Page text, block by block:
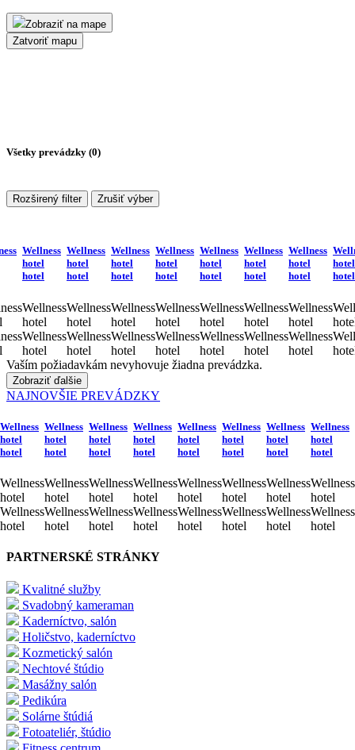
Zobraziť na mape
Zatvoriť mapu
Všetky prevádzky (0)
Rozširený filter Zrušiť výber
Wellness
hotel
hotel
Wellness
hotel
Wellness
hotel
Wellness
hotel
hotel
Wellness
hotel
Wellness
hotel
Wellness
hotel
hotel
Wellness
hotel
Wellness
hotel
Wellness
hotel
hotel
Wellness
hotel
Wellness
hotel
Wellness
hotel
hotel
Wellness
hotel
Wellness
hotel
Wellness
hotel
hotel
Wellness
hotel
Wellness
hotel
Wellness
hotel
hotel
Wellness
hotel
Wellness
hotel
hotel
hotel
Vaším požiadavkám nevyhovuje žiadna prevádzka.
Zobraziť ďalšie
NAJNOVŠIE PREVÁDZKY
Wellness
hotel
hotel
Wellness
hotel
Wellness
hotel
Wellness
hotel
hotel
Wellness
hotel
Wellness
hotel
Wellness
hotel
hotel
Wellness
hotel
Wellness
hotel
Wellness
hotel
hotel
Wellness
hotel
Wellness
hotel
Wellness
hotel
hotel
Wellness
hotel
Wellness
hotel
Wellness
hotel
hotel
Wellness
hotel
Wellness
hotel
Wellness
hotel
hotel
Wellness
hotel
Wellness
hotel
Wellness
hotel
hotel
Wellness
hotel
Wellness
hotel
PARTNERSKÉ STRÁNKY
Kvalitné služby
Svadobný kameraman
Kaderníctvo, salón
Holičstvo, kaderníctvo
Kozmetický salón
Nechtové štúdio
Masážny salón
Pedikúra
Solárne štúdiá
Fotoateliér, štúdio